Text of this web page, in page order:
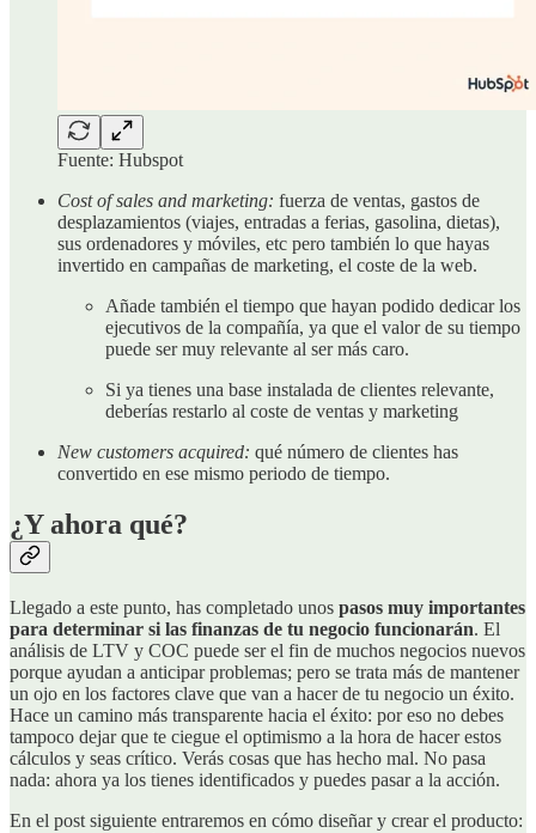
Fuente: Hubspot
Cost of sales and marketing: fuerza de ventas, gastos de
desplazamientos (viajes, entradas a ferias, gasolina, dietas),
sus ordenadores y móviles, etc pero también lo que hayas
invertido en campañas de marketing, el coste de la web.
Añade también el tiempo que hayan podido dedicar los
ejecutivos de la compañía, ya que el valor de su tiempo
puede ser muy relevante al ser más caro.
Si ya tienes una base instalada de clientes relevante,
deberías restarlo al coste de ventas y marketing
New customers acquired: qué número de clientes has
convertido en ese mismo periodo de tiempo.
¿Y ahora qué?
Llegado a este punto, has completado unos pasos muy importantes
para determinar si las finanzas de tu negocio funcionarán. El
análisis de LTV y COC puede ser el fin de muchos negocios nuevos
porque ayudan a anticipar problemas; pero se trata más de mantener
un ojo en los factores clave que van a hacer de tu negocio un éxito.
Hace un camino más transparente hacia el éxito: por eso no debes
tampoco dejar que te ciegue el optimismo a la hora de hacer estos
cálculos y seas crítico. Verás cosas que has hecho mal. No pasa
nada: ahora ya los tienes identificados y puedes pasar a la acción.
En el post siguiente entraremos en cómo diseñar y crear el producto: